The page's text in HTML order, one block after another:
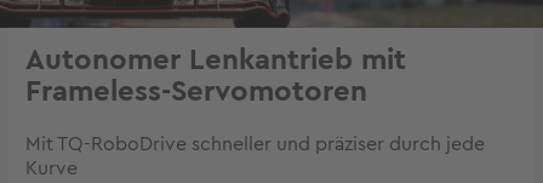
Autonomer Lenkantrieb mit
Frameless-Servomotoren
Mit TQ-RoboDrive schneller und präziser durch jede
Kurve